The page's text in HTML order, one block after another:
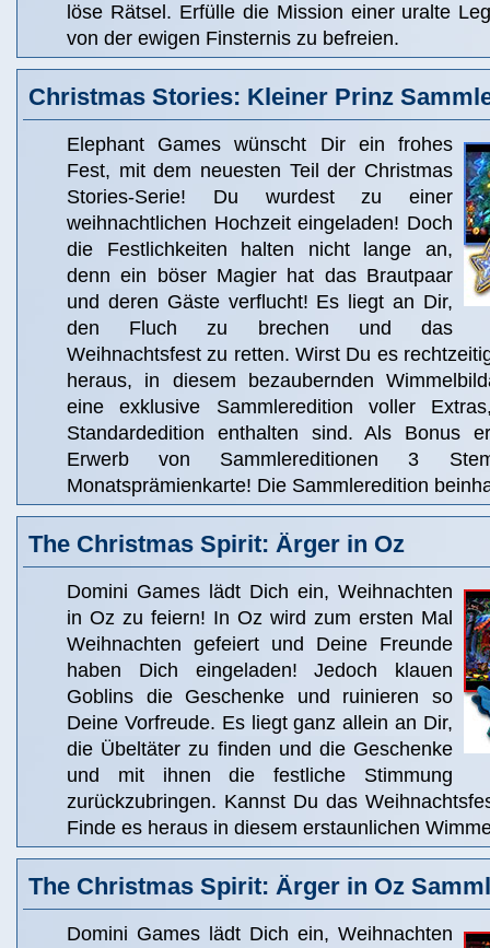
löse Rätsel. Erfülle die Mission einer uralte
von der ewigen Finsternis zu befreien.
Christmas Stories: Kleiner Prinz
Elephant Games wünscht Dir ein frohes
Fest, mit dem neuesten Teil der Christmas
Stories-Serie! Du wurdest zu einer
weihnachtlichen Hochzeit eingeladen! Doch
die Festlichkeiten halten nicht lange an,
denn ein böser Magier hat das Brautpaar
und deren Gäste verflucht! Es liegt an Dir,
den Fluch zu brechen und das
Weihnachtsfest zu retten. Wirst Du es
heraus, in diesem bezaubernden
eine exklusive Sammleredition voller
Standardedition enthalten sind. Als Bonus
Erwerb von Sammlereditionen 3
Monatsprämienkarte! Die Sammleredition
The Christmas Spirit: Ärger in Oz
Domini Games lädt Dich ein, Weihnachten
in Oz zu feiern! In Oz wird zum ersten Mal
Weihnachten gefeiert und Deine Freunde
haben Dich eingeladen! Jedoch klauen
Goblins die Geschenke und ruinieren so
Deine Vorfreude. Es liegt ganz allein an Dir,
die Übeltäter zu finden und die Geschenke
und mit ihnen die festliche Stimmung
zurückzubringen. Kannst Du das
Finde es heraus in diesem erstaunlichen
The Christmas Spirit: Ärger in Oz
Domini Games lädt Dich ein, Weihnachten